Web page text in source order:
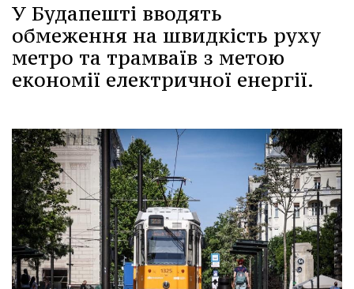
У Будапешті вводять
обмеження на швидкість руху
метро та трамваїв з метою
економії електричної енергії.